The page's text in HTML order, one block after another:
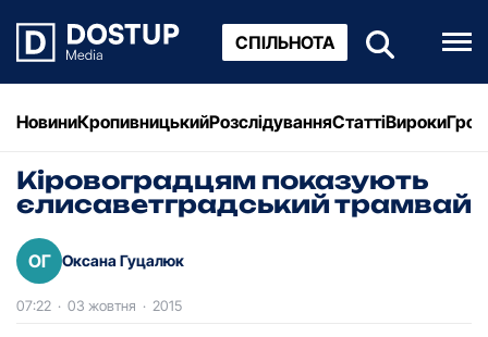
СПІЛЬНОТА
НовиниКропивницькийРозслідуванняСтаттіВироки
Кіровоградцям показують
єлисаветградський трамвай
ОГ Оксана Гуцалюк
07:22 · 03 жовтня · 2015